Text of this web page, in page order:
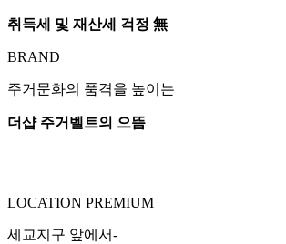
취득세 및 재산세 걱정 無
BRAND
주거문화의 품격을 높이는
더샵 주거벨트의 으뜸
LOCATION PREMIUM
세교지구 앞에서-